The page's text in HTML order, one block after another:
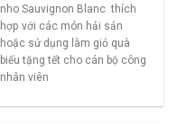
nho Sauvignon Blanc thích
hợp với các món hải sản
hoặc sử dụng làm giỏ quà
biếu tặng tết cho cán bộ công
nhân viên